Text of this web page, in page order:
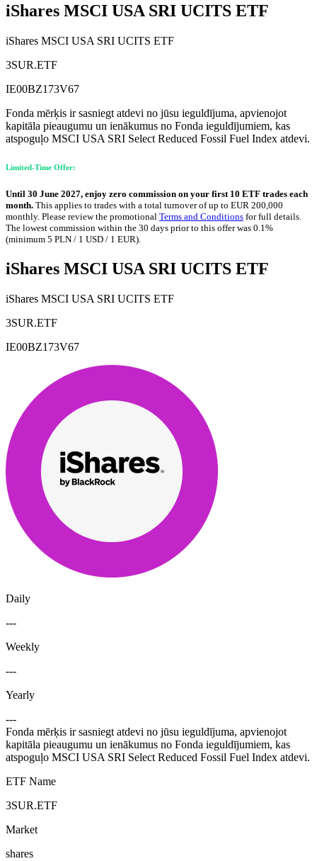
iShares MSCI USA SRI UCITS ETF
iShares MSCI USA SRI UCITS ETF
3SUR.ETF
IE00BZ173V67
Fonda mērķis ir sasniegt atdevi no jūsu ieguldījuma, apvienojot
kapitāla pieaugumu un ienākumus no Fonda ieguldījumiem, kas
atspoguļo MSCI USA SRI Select Reduced Fossil Fuel Index atdevi.
Limited-Time Offer:
Until 30 June 2027, enjoy zero commission on your first 10 ETF trades each
month. This applies to trades with a total turnover of up to EUR 200,000
monthly. Please review the promotional Terms and Conditions for full details.
The lowest commission within the 30 days prior to this offer was 0.1%
(minimum 5 PLN / 1 USD / 1 EUR).
iShares MSCI USA SRI UCITS ETF
iShares MSCI USA SRI UCITS ETF
3SUR.ETF
IE00BZ173V67
Daily
---
Weekly
---
Yearly
---
Fonda mērķis ir sasniegt atdevi no jūsu ieguldījuma, apvienojot
kapitāla pieaugumu un ienākumus no Fonda ieguldījumiem, kas
atspoguļo MSCI USA SRI Select Reduced Fossil Fuel Index atdevi.
ETF Name
3SUR.ETF
Market
shares